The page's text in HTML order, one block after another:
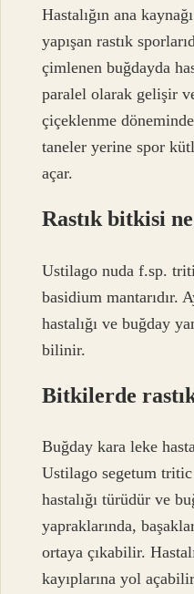
Hastalığın ana
yapışan rastık
çimlenen buğdayda
paralel olarak gelişir
çiçeklenme
taneler yerine spor
açar.
Rastık bitkisi
Ustilago nuda f.sp.
basidium mantarıdır.
hastalığı ve buğday
bilinir.
Bitkilerde
Buğday kara leke
Ustilago segetum
hastalığı türüdür ve
yapraklarında,
ortaya çıkabilir.
kayıplarına yol